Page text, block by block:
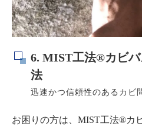
6. MIST工法®カビ
法
迅速かつ信頼性のあるカビ
お困りの方は、MIST工法®カ